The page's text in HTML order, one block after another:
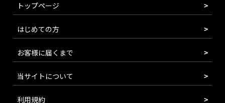
トップページ
はじめての方
お客様に届くまで
当サイトについて
利用規約